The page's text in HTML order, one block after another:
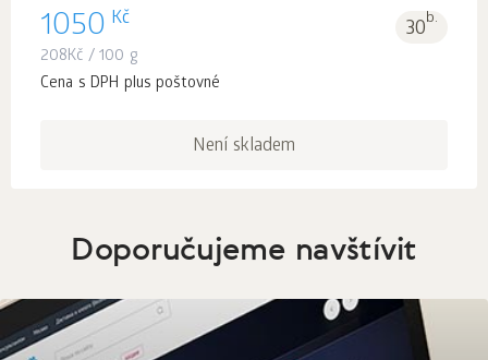
1050 Kč 30b.
208Kč / 100 g
Cena s DPH plus poštovné
Není skladem
Doporučujeme navštívit